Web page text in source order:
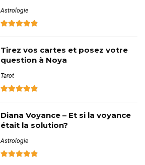
Astrologie
Tirez vos cartes et posez votre
question à Noya
Tarot
Diana Voyance – Et si la voyance
était la solution?
Astrologie